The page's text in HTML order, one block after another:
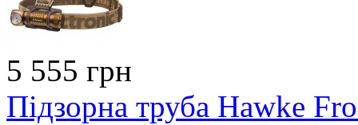
5 555 грн
Підзорна труба Hawke